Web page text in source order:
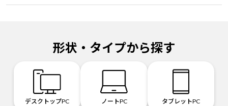
形状・タイプから探す
デスクトップPC ノートPC タブレットPC